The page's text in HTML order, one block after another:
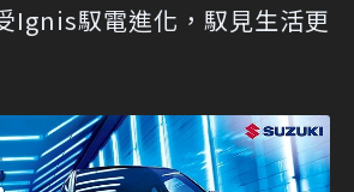
Ignis馭電進化，馭見生活更